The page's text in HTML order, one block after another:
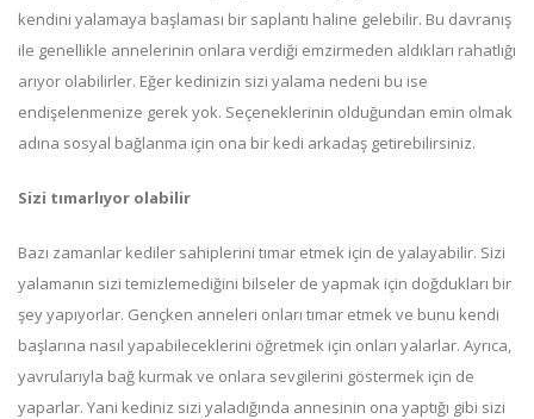
kendini yalamaya başlaması bir saplantı haline gelebilir. Bu davranış
ile genellikle annelerinin onlara verdiği emzirmeden aldıkları rahatlığı
arıyor olabilirler. Eğer kedinizin sizi yalama nedeni bu ise
endişelenmenize gerek yok. Seçeneklerinin olduğundan emin olmak
adına sosyal bağlanma için ona bir kedi arkadaş getirebilirsiniz.
Sizi tımarlıyor olabilir
Bazı zamanlar kediler sahiplerini tımar etmek için de yalayabilir. Sizi
yalamanın sizi temizlemediğini bilseler de yapmak için doğdukları bir
şey yapıyorlar. Gençken anneleri onları tımar etmek ve bunu kendi
başlarına nasıl yapabileceklerini öğretmek için onları yalarlar. Ayrıca,
yavrularıyla bağ kurmak ve onlara sevgilerini göstermek için de
yaparlar. Yani kediniz sizi yaladığında annesinin ona yaptığı gibi sizi